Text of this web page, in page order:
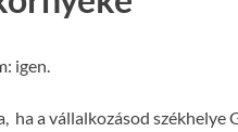
igen.
ha a vállalkozásod székhelye